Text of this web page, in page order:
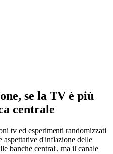
se la TV è più
centrale
tv ed esperimenti randomizzati
aspettative d'inflazione delle
banche centrali, ma il canale